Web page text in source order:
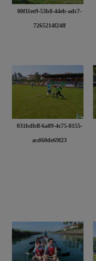
00f11ee9-53b8-44eb-adc7-
7265214f24ff
031bdbff-6a89-4c75-8155-
acd60de69f23